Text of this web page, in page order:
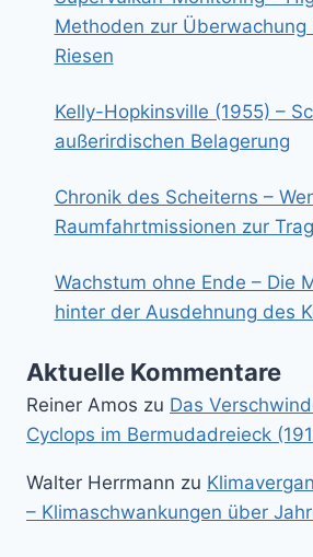
Methoden zur Überwachung
Riesen
Kelly-Hopkinsville (1955) –
außerirdischen Belagerung
Chronik des Scheiterns –
Raumfahrtmissionen zur
Wachstum ohne Ende – Die
hinter der Ausdehnung des
Aktuelle Kommentare
Reiner Amos zu Das
Cyclops im Bermudadreieck
Walter Herrmann zu
– Klimaschwankungen über